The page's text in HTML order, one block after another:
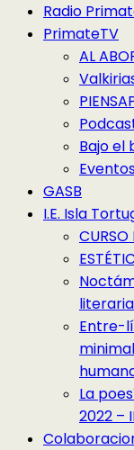
Radio
PrimateTV
AL
Bajo el
GASB
I.E. Isla
CURSO
Entre-
La
2022 –